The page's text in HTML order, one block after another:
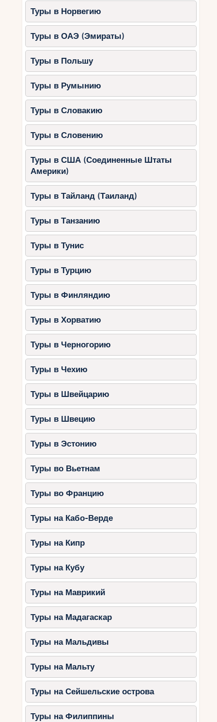
Туры в Норвегию
Туры в ОАЭ (Эмираты)
Туры в Польшу
Туры в Румынию
Туры в Словакию
Туры в Словению
Туры в США (Соединенные Штаты
Америки)
Туры в Тайланд (Таиланд)
Туры в Танзанию
Туры в Тунис
Туры в Турцию
Туры в Финляндию
Туры в Хорватию
Туры в Черногорию
Туры в Чехию
Туры в Швейцарию
Туры в Швецию
Туры в Эстонию
Туры во Вьетнам
Туры во Францию
Туры на Кабо-Верде
Туры на Кипр
Туры на Кубу
Туры на Маврикий
Туры на Мадагаскар
Туры на Мальдивы
Туры на Мальту
Туры на Сейшельские острова
Туры на Филиппины